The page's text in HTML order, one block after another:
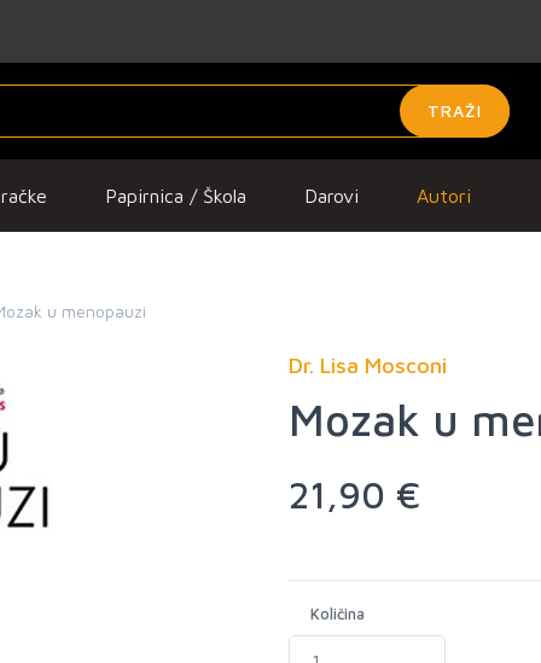
TRAŽI
Papirnica / Škola Darovi Autori
u menopauzi
Dr. Lisa Mosconi
Mozak u
21,90 €
Količina